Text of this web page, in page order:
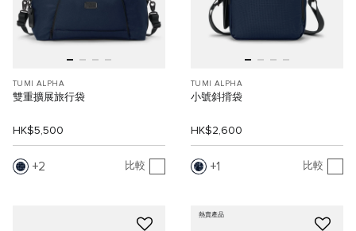
TUMI ALPHA
雙重擴展旅行袋
HK$5,500
2 比較
TUMI ALPHA
小號斜揹袋
HK$2,600
1 比較
熱賣產品